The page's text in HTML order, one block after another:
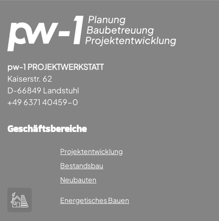
pw-1 PROJEKTWERKSTATT
Kaiserstr. 62
D-66849 Landstuhl
+49 6371 40459-0
Geschäftsbereiche
Projektentwicklung
Bestandsbau
Neubauten
Energetisches Bauen